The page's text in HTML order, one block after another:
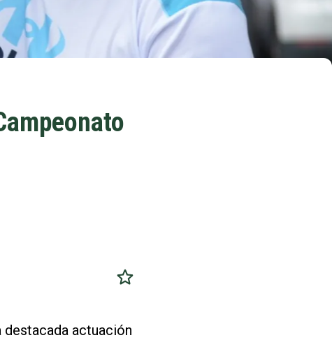
destacada actuación